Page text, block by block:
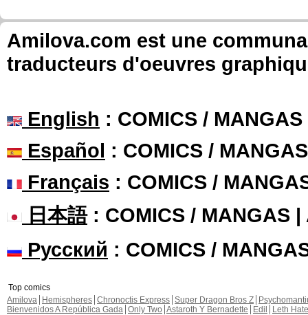
Amilova.com est une
traducteurs d'oeuvres
English : COMICS /
Español : COMICS /
Français : COMICS /
日本語: COMICS / MANGAS |
Русский : COMICS /
Top comics
Amilova
Hemispheres Chronoctis Express Super Dragon Bros Z
Bienvenidos A República Gada Only Two Astaroth Y Bernadette Edil
Leth Hate